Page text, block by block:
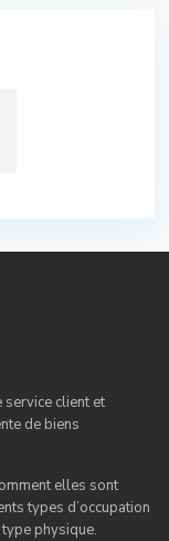
service client et
de biens
elles sont
types d’occupation
physique.